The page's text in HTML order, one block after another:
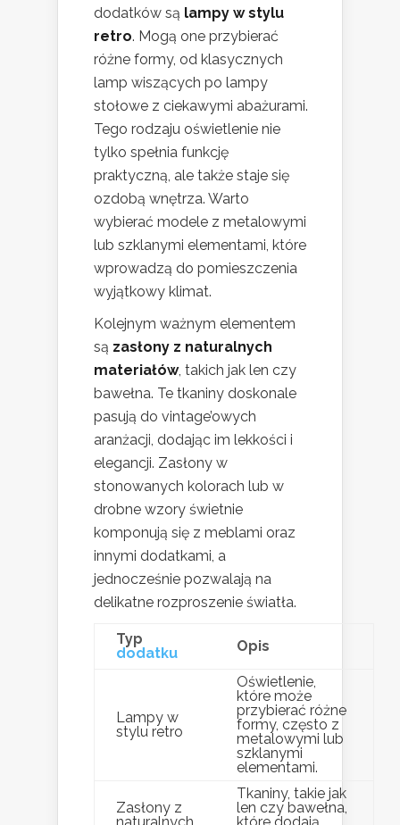
dodatków są lampy w stylu
retro. Mogą one przybierać
różne formy, od klasycznych
lamp wiszących po lampy
stołowe z ciekawymi abażurami.
Tego rodzaju oświetlenie nie
tylko spełnia funkcję
praktyczną, ale także staje się
ozdobą wnętrza. Warto
wybierać modele z metalowymi
lub szklanymi elementami, które
wprowadzą do pomieszczenia
wyjątkowy klimat.
Kolejnym ważnym elementem
są zasłony z naturalnych
materiałów, takich jak len czy
bawełna. Te tkaniny doskonale
pasują do vintage’owych
aranżacji, dodając im lekkości i
elegancji. Zasłony w
stonowanych kolorach lub w
drobne wzory świetnie
komponują się z meblami oraz
innymi dodatkami, a
jednocześnie pozwalają na
delikatne rozproszenie światła.
Typ
dodatku
Opis
Lampy w
stylu retro
Oświetlenie,
które może
przybierać różne
formy, często z
metalowymi lub
szklanymi
elementami.
Zasłony z
Tkaniny, takie jak
len czy bawełna,